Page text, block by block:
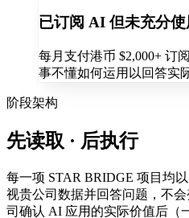
已订阅 AI 但未充分
每月支付港币 $2,000+ 订
事不懂如何运用以回答实
阶段架构
先读取 · 后执行
每一项 STAR BRIDGE 项目均
视贵公司数据并回答问题，不
司确认 AI 应用的实际价值后（